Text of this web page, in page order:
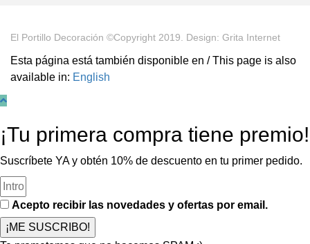
El Portillo Decoración ©Copyright 2019. Design: Grita Internet
Esta página está también disponible en / This page is also
available in: English
¡Tu primera compra tiene premio!
Suscríbete YA y obtén 10% de descuento en tu primer pedido.
Acepto recibir las novedades y ofertas por email.
¡ME SUSCRIBO!